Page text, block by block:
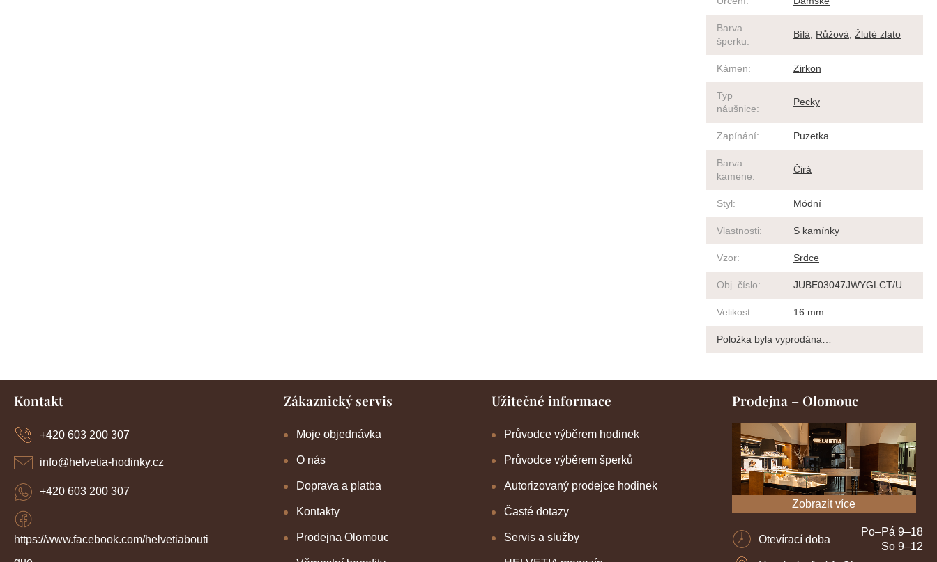
Barva
šperku:
Bílá, Růžová, Žluté zlato
Kámen: Zirkon
Typ
náušnice:
Pecky
Zapínání: Puzetka
Barva
kamene:
Čirá
Styl: Módní
Vlastnosti: S kamínky
Vzor: Srdce
Obj. číslo: JUBE03047JWYGLCT/U
Velikost: 16 mm
Položka byla vyprodána…
Kontakt
info@helvetia-hodinky.cz
+420 603 200 307
https://www.facebook.com/helvetiabouti
+420 603 200 307
Zákaznický servis
Moje objednávka
O nás
Doprava a platba
Kontakty
Prodejna Olomouc
Užitečné informace
Průvodce výběrem hodinek
Průvodce výběrem šperků
Autorizovaný prodejce hodinek
Časté dotazy
Servis a služby
Prodejna – Olomouc
Zobrazit více
Otevírací doba
Po–Pá 9–18
So 9–12